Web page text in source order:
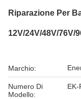
Riparazione Per
12V/24V/48V/76V/
Marchio:
Numero Di
Modello:
EK-